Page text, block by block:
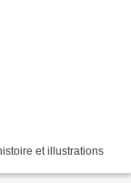
et illustrations